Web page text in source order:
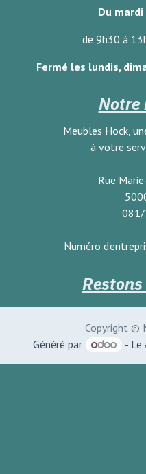
Du
de 9h30 à
Fermé les lundis,
Notre
Meubles Hock,
à votre
Rue
081/
Numéro
Copyright ©
Généré par
- Le